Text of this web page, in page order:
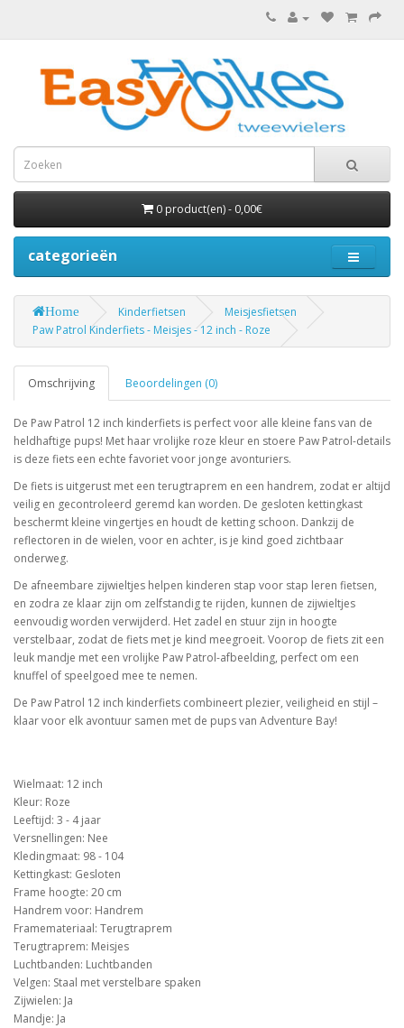
0 product(en) - 0,00€
categorieën
Home Kinderfietsen
Meisjesfietsen
Paw Patrol Kinderfiets - Meisjes - 12 inch - Roze
Omschrijving Beoordelingen (0)
De Paw Patrol 12 inch kinderfiets is perfect voor alle kleine fans van de
heldhaftige pups! Met haar vrolijke roze kleur en stoere Paw Patrol-details
is deze fiets een echte favoriet voor jonge avonturiers.
De fiets is uitgerust met een terugtraprem en een handrem, zodat er altijd
veilig en gecontroleerd geremd kan worden. De gesloten kettingkast
beschermt kleine vingertjes en houdt de ketting schoon. Dankzij de
reflectoren in de wielen, voor en achter, is je kind goed zichtbaar
onderweg.
De afneembare zijwieltjes helpen kinderen stap voor stap leren fietsen,
en zodra ze klaar zijn om zelfstandig te rijden, kunnen de zijwieltjes
eenvoudig worden verwijderd. Het zadel en stuur zijn in hoogte
verstelbaar, zodat de fiets met je kind meegroeit. Voorop de fiets zit een
leuk mandje met een vrolijke Paw Patrol-afbeelding, perfect om een
knuffel of speelgoed mee te nemen.
De Paw Patrol 12 inch kinderfiets combineert plezier, veiligheid en stijl –
klaar voor elk avontuur samen met de pups van Adventure Bay!
Wielmaat: 12 inch
Kleur: Roze
Leeftijd: 3 - 4 jaar
Versnellingen: Nee
Kledingmaat: 98 - 104
Kettingkast: Gesloten
Frame hoogte: 20 cm
Handrem voor: Handrem
Framemateriaal: Terugtraprem
Terugtraprem: Meisjes
Luchtbanden: Luchtbanden
Velgen: Staal met verstelbare spaken
Zijwielen: Ja
Mandje: Ja